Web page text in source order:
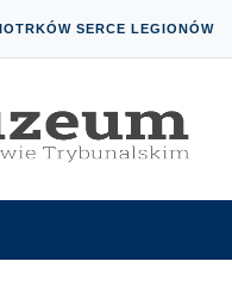
SERCE LEGIONÓW